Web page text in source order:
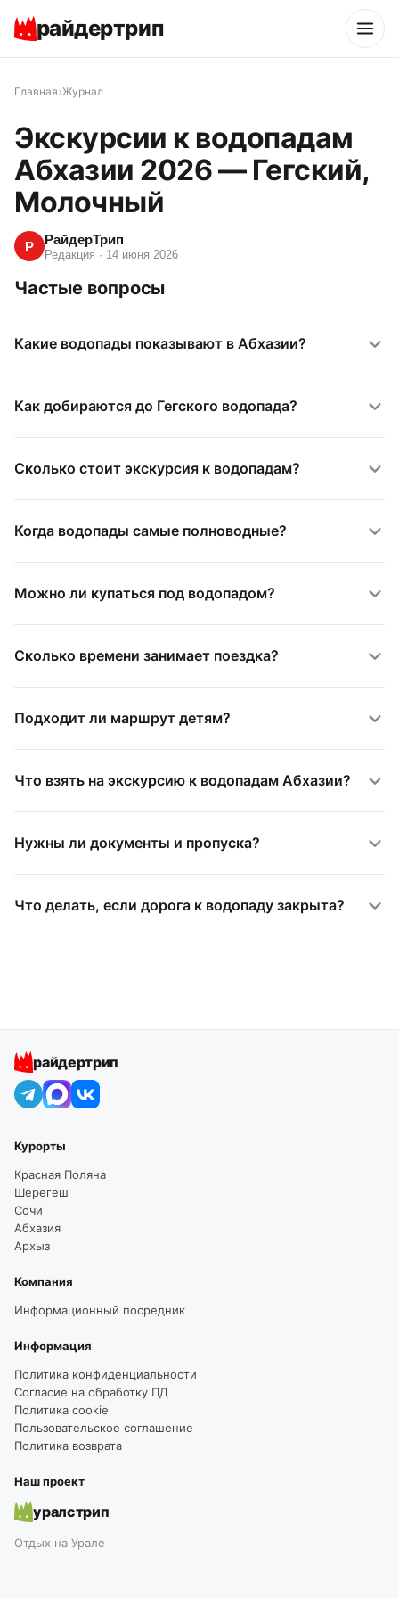
райдертрип
Главная›Журнал
Экскурсии к водопадам
Абхазии 2026 — Гегский,
Молочный
Р РайдерТрип
Редакция · 14 июня 2026
Частые вопросы
Какие водопады показывают в Абхазии?
Как добираются до Гегского водопада?
Сколько стоит экскурсия к водопадам?
Когда водопады самые полноводные?
Можно ли купаться под водопадом?
Сколько времени занимает поездка?
Подходит ли маршрут детям?
Что взять на экскурсию к водопадам Абхазии?
Нужны ли документы и пропуска?
Что делать, если дорога к водопаду закрыта?
райдертрип
Курорты
Красная Поляна
Шерегеш
Сочи
Абхазия
Архыз
Компания
Информационный посредник
Информация
Политика конфиденциальности
Согласие на обработку ПД
Политика cookie
Пользовательское соглашение
Политика возврата
Наш проект
уралстрип
Отдых на Урале